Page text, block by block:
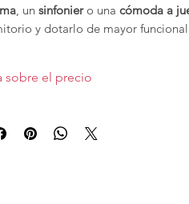
, unsinfoniero unacómoda a
y dotarlo de mayor
y confortable, donde el diseño
muebles de la colección de
sobre el precio
sin iluminació
en las opciones del desplegable.